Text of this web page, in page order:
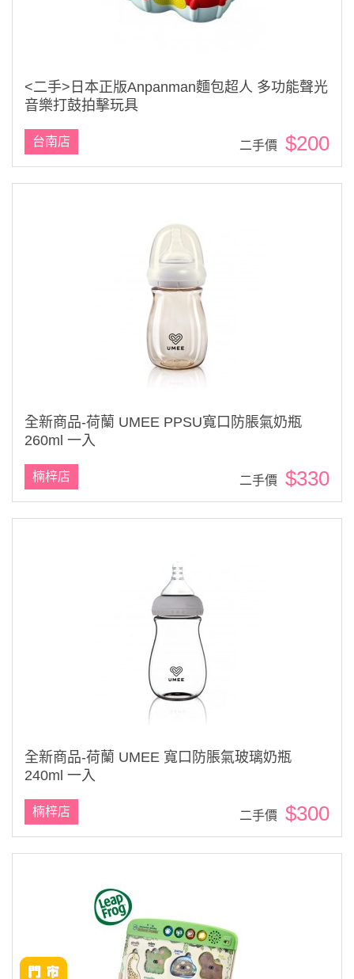
<二手>日本正版Anpanman麵包超人 多功能聲光
音樂打鼓拍擊玩具
$200
二手價
台南店
全新商品-荷蘭 UMEE PPSU寬口防脹氣奶瓶
260ml 一入
$330
二手價
楠梓店
全新商品-荷蘭 UMEE 寬口防脹氣玻璃奶瓶
240ml 一入
$300
二手價
楠梓店